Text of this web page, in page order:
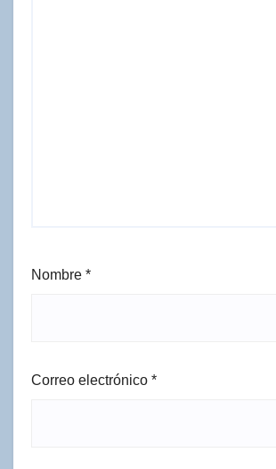
Nombre *
Correo electrónico *